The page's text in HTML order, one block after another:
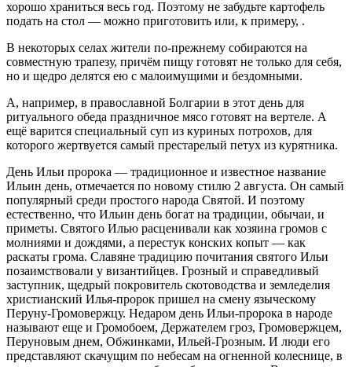
хорошо храниться весь год. Поэтому не забудьте картофель
подать на стол — можно приготовить или, к примеру, .
В некоторых селах жители по-прежнему собираются на
совместную трапезу, причём пищу готовят не только для себя,
но и щедро делятся ею с малоимущими и бездомными.
А, например, в православной Болгарии в этот день для
ритуального обеда праздничное мясо готовят на вертеле. А
ещё варится специальный суп из куриных потрохов, для
которого жертвуется самый престарелый петух из курятника.
День Ильи пророка — традиционное и известное название
Ильин день, отмечается по новому стилю 2 августа. Он самый
популярный среди простого народа Святой. И поэтому
естественно, что Ильин день богат на традиции, обычаи, и
приметы. Святого Илью расценивали как хозяина громов с
молниями и дождями, а перестук конских копыт — как
раскаты грома. Славяне традицию почитания святого Ильи
позаимствовали у византийцев. Грозный и справедливый
заступник, щедрый покровитель скотоводства и земледелия
христианский Илья-пророк пришел на смену языческому
Перуну-Громовержцу. Недаром день Ильи-пророка в народе
называют еще и Громобоем, Держателем гроз, Громовержцем,
Перуновым днем, Обжинками, Ильей-Грозным. И люди его
представляют скачущим по небесам на огненной колеснице, в